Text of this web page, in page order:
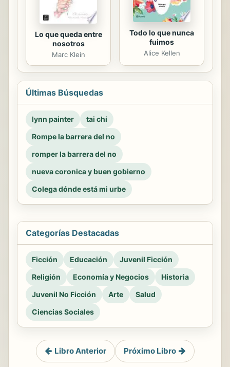
Lo que queda entre
nosotros
Marc Klein
Todo lo que nunca
fuimos
Alice Kellen
Últimas Búsquedas
lynn painter
tai chi
Rompe la barrera del no
romper la barrera del no
nueva coronica y buen gobierno
Colega dónde está mi urbe
Categorías Destacadas
Ficción Educación
Juvenil Ficción
Religión
Economía y Negocios
Historia
Juvenil No Ficción
Arte
Salud
Ciencias Sociales
Libro Anterior Próximo Libro